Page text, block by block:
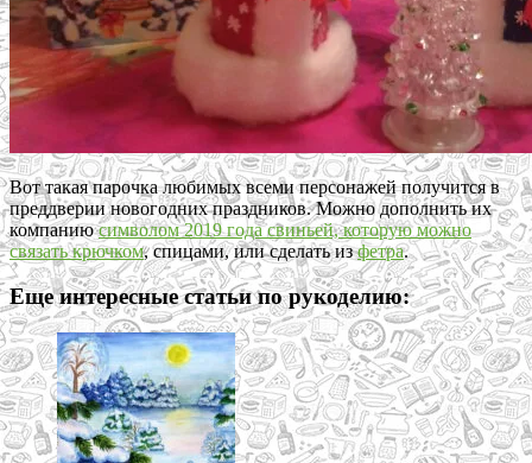
Вот такая парочка любимых всеми персонажей получится в
преддверии новогодних праздников. Можно дополнить их
компаниюсимволом 2019 года свиньей, которую можно
связать крючком, спицами, или сделать изфетра.
Еще интересные статьи по рукоделию: